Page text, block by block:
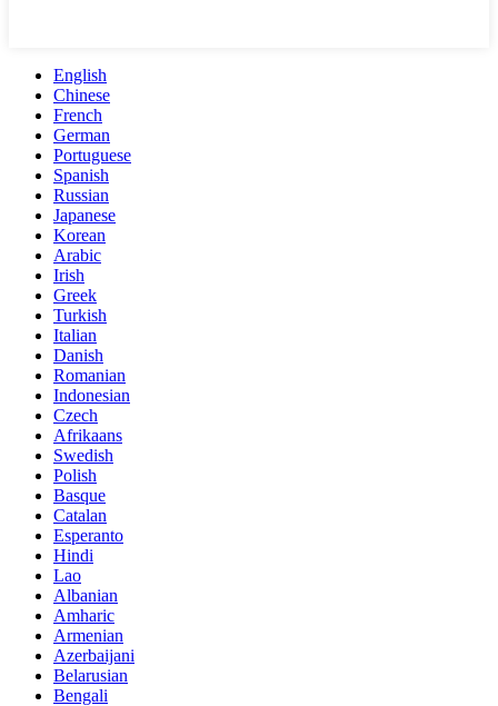
English
Chinese
French
German
Portuguese
Spanish
Russian
Japanese
Korean
Arabic
Irish
Greek
Turkish
Italian
Danish
Romanian
Indonesian
Czech
Afrikaans
Swedish
Polish
Basque
Catalan
Esperanto
Hindi
Lao
Albanian
Amharic
Armenian
Azerbaijani
Belarusian
Bengali